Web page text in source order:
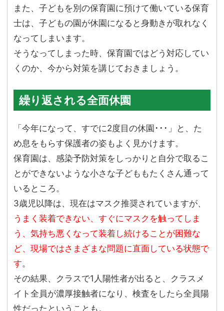
また、子どもを別の保育園に預けて働いている保育
士は、子どもの園が休園になると身動きが取れなく
なってしまいます。
そうなってしまった時、保育園ではどう対応してい
くのか、今から対策を講じておきましょう。
繰り返される全面休園
「今年になって、すでに2度目の休園･･･」と、た
め息をもらす保護者の姿もよく見かけます。
保育園は、感染予防対策をしっかりと自分で取るこ
とができないような小さな子どももたくさん通って
いるところ。
3歳児以降は、現在はマスク推奨されていますが、
うまく装着できない、すぐにマスクを触ってしま
う、気持ち悪くなって装着し続けることが困難な
ど、現場ではさまざまな問題に直面している状態で
す。
その結果、クラスで1人陽性者が出ると、クラスメ
イト全員が濃厚接触者になり、検査をしたら全員陽
性だったということも。